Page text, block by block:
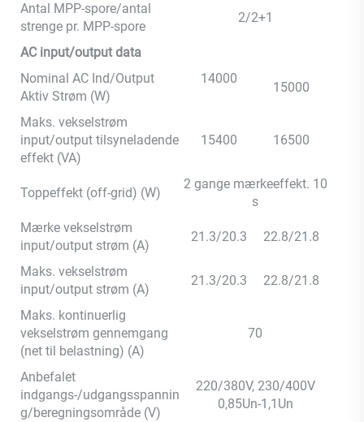
Antal MPP-spore/antal
strenge pr. MPP-spore
2/2+1
AC input/output data
Nominal AC Ind/Output
Aktiv Strøm (W)
14000
15000
Maks. vekselstrøm
input/output tilsyneladende
effekt (VA)
15400 16500
Toppeffekt (off-grid) (W)
2 gange mærkeeffekt. 10
s
Mærke vekselstrøm
input/output strøm (A)
21.3/20.3 22.8/21.8
Maks. vekselstrøm
input/output strøm (A)
21.3/20.3 22.8/21.8
Maks. kontinuerlig
vekselstrøm gennemgang
(net til belastning) (A)
70
Anbefalet
indgangs-/udgangsspannin
g/beregningsområde (V)
220/380V, 230/400V
0,85Un-1,1Un